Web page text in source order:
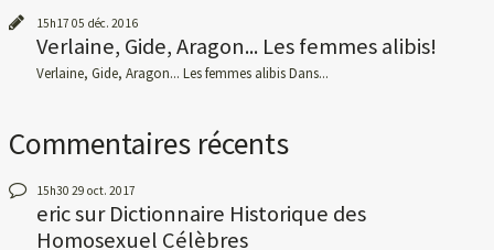
15h17 05 déc. 2016
Verlaine, Gide, Aragon... Les femmes alibis!
Verlaine, Gide, Aragon... Les femmes alibis Dans...
Commentaires récents
15h30 29 oct. 2017
ericsurDictionnaire Historique des
Homosexuel Célèbres